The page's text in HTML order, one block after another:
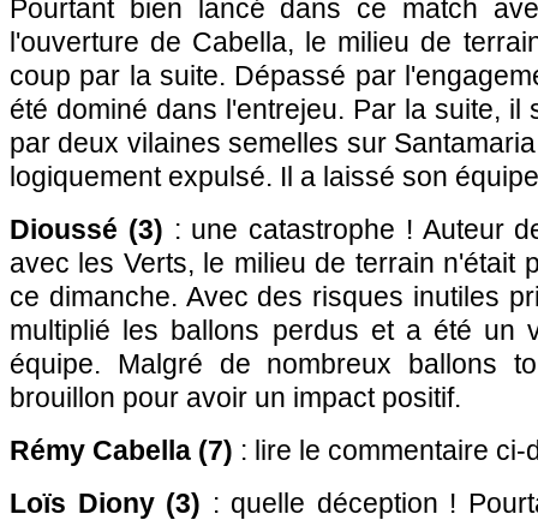
Pourtant bien lancé dans ce match
l'ouverture de Cabella, le milieu de
coup par la suite. Dépassé par
été dominé dans l'entrejeu. Par la suite, il
par deux vilaines semelles sur
logiquement expulsé. Il a laissé son
Dioussé (3) : une catastrophe ! Auteur
avec les Verts, le milieu de terrain n'était
ce dimanche. Avec des risques inutiles
multiplié les ballons perdus et a été un
équipe. Malgré de nombreux ballons
brouillon pour avoir un impact positif.
Rémy Cabella (7) : lire le commentaire ci-
Loïs Diony (3) : quelle déception !